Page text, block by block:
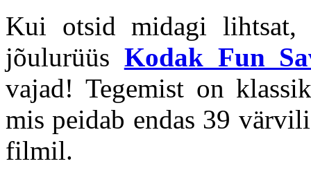
Kui otsid midagi lihtsat,
jõulurüüs Kodak Fun
vajad! Tegemist on
mis peidab endas 39
filmil.